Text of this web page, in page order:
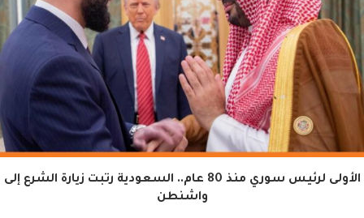
الأولى لرئيس سوري منذ 80 عام.. السعودية رتبت زيارة الشرع إلى
واشنطن